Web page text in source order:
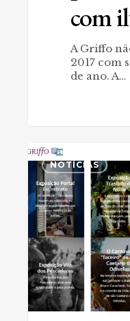
com
A Griffo
2017 com
de ano. A…
Pra
Griffo,
não
basta
ser
do
Pará.
Tem
que
valorizar
a
fotografia
paraense.
NOTÍCIAS